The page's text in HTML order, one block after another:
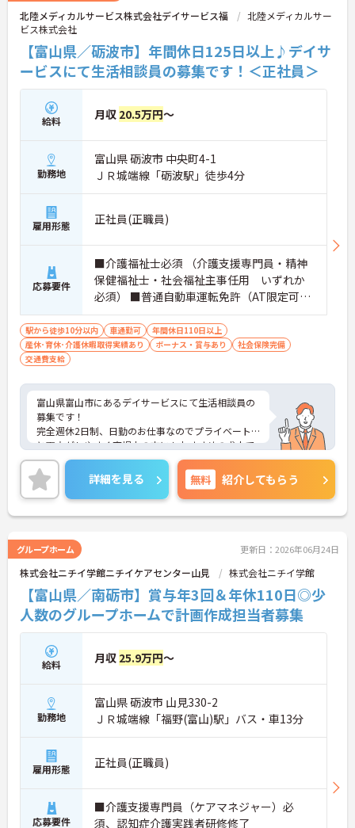
北陸メディカルサービス株式会社デイサービス福
北陸メディカルサー
ビス株式会社
【富山県／砺波市】年間休日125日以上♪デイサ
ービスにて生活相談員の募集です！＜正社員＞
給料 月収 20.5万円～
勤務地
富山県 砺波市 中央町4-1
ＪＲ城端線「砺波駅」徒歩4分
雇用形態 正社員(正職員)
応募要件
■介護福祉士必須 （介護支援専門員・精神
保健福祉士・社会福祉主事任用 いずれか
必須） ■普通自動車運転免許（AT限定可）
必須 ■デイサービスの生活相談員の経験あ
れば尚可
駅から徒歩10分以内 車通勤可
年間休日110日以上
産休･育休･介護休暇取得実績あり
ボーナス・賞与あり
社会保険完備
交通費支給
富山県富山市にあるデイサービスにて生活相談員の
募集です！
完全週休2日制、日勤のお仕事なのでプライベート
と両立がしやすく育児中の方にもおすすめの求人で
す。
育児休業・介護休業の取得実績もあり、ライフステ
ージが変化しても安心してお勤めいただける環境で
す◎
ご興味のある方には、面接対策ポイントなど、さら
さい！
詳細を見る 無料 紹介してもらう
グループホーム 更新日：2026年06月24日
株式会社ニチイ学館ニチイケアセンター山見 株式会社ニチイ学館
【富山県／南砺市】賞与年3回＆年休110日◎少
人数のグループホームで計画作成担当者募集
給料 月収 25.9万円～
勤務地
富山県 砺波市 山見330-2
ＪＲ城端線「福野(富山)駅」バス・車13分
雇用形態 正社員(正職員)
応募要件
■介護支援専門員（ケアマネジャー）必
須、認知症介護実践者研修修了